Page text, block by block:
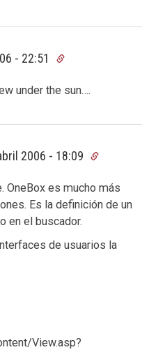
- 22:51
under the sun….
2006 - 18:09
OneBox es mucho más
Es la definición de un
en el buscador.
de usuarios la
View.asp?